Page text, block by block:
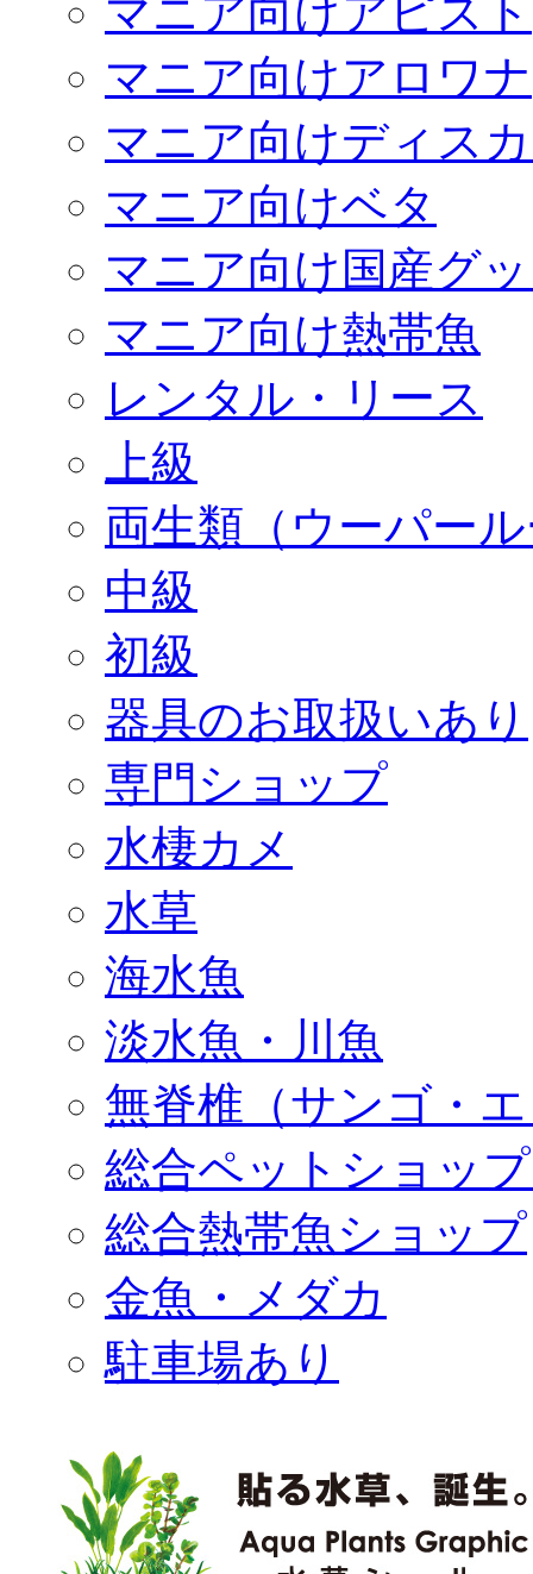
マニア向けアピスト
マニア向けアロワナ
マニア向けディス
マニア向けベタ
マニア向け国産グ
マニア向け熱帯魚
レンタル・リース
上級
両生類（ウーパー
中級
初級
器具のお取扱いあり
専門ショップ
水棲カメ
水草
海水魚
淡水魚・川魚
無脊椎（サンゴ・
総合ペットショッ
総合熱帯魚ショップ
金魚・メダカ
駐車場あり